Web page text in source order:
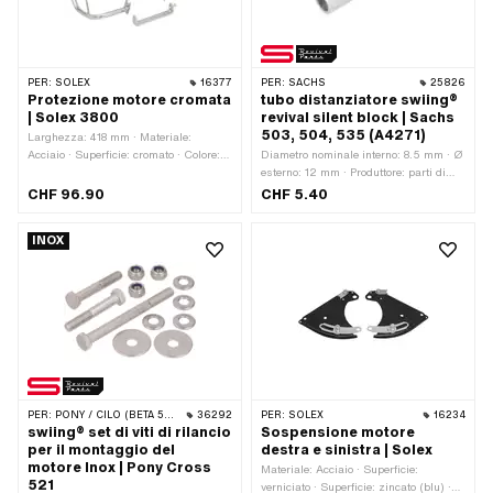
PER: SOLEX 16377
Protezione motore cromata
| Solex 3800
Larghezza: 418 mm · Materiale:
Acciaio · Superficie: cromato · Colore:
bulloni · Numero di punti di fissaggio:
CHF 96.90
PER: SACHS 25826
tubo distanziatore swiing®
revival silent block | Sachs
503, 504, 535 (A4271)
Diametro nominale interno: 8.5 mm · Ø
esterno: 12 mm · Produttore: parti di
rilancio swiing® · Ø interno: 8.4 mm ·
CHF 5.40
INOX
PER: PONY / CILO (BETA 521 E 512) 36292
swiing® set di viti di rilancio
per il montaggio del
motore Inox | Pony Cross
521
PER: SOLEX 16234
Sospensione motore
destra e sinistra | Solex
Materiale: Acciaio · Superficie:
verniciato · Superficie: zincato (blu) ·